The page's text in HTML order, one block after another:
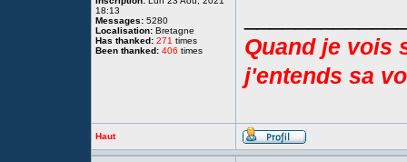
18:13
Messages: 5280
Localisation: Bretagne
Has thanked: 271 times
Been thanked: 406 times
Quand je vois
j'entends sa
Haut